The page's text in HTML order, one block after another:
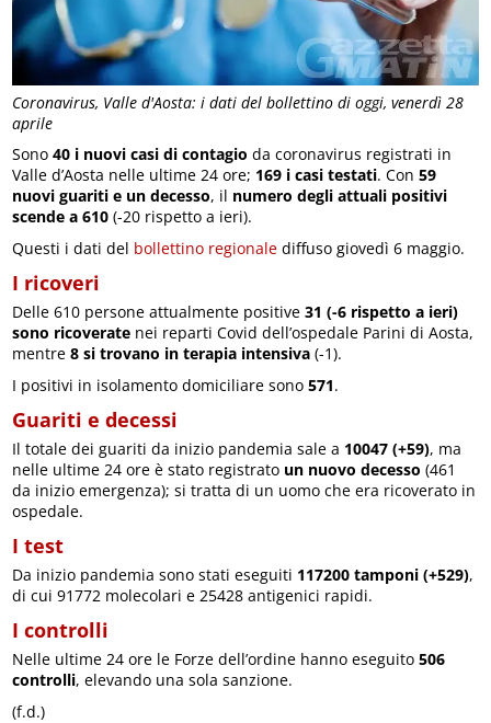
Coronavirus, Valle d'Aosta: i dati del bollettino di oggi, venerdì 28
aprile
Sono40 i nuovi casi di contagio da coronavirus registrati in
Valle d’Aosta nelle ultime 24 ore; 169 i casi testati. Con59
nuovi guariti e un decesso, il numero degli attuali positivi
scende a 610 (-20 rispetto a ieri).
Questi i dati del bollettino regionale diffuso giovedì 6 maggio.
I ricoveri
Delle 610 persone attualmente positive31 (-6 rispetto a ieri)
sono ricoverate nei reparti Covid dell’ospedale Parini di Aosta,
mentre8 si trovano in terapia intensiva (-1).
I positivi in isolamento domiciliare sono571.
Guariti e decessi
Il totale dei guariti da inizio pandemia sale a 10047 (+59), ma
nelle ultime 24 ore è stato registrato un nuovo decesso (461
da inizio emergenza); si tratta di un uomo che era ricoverato in
ospedale.
I test
Da inizio pandemia sono stati eseguiti 117200 tamponi (+529),
di cui 91772 molecolari e 25428 antigenici rapidi.
I controlli
Nelle ultime 24 ore le Forze dell’ordine hanno eseguito506
controlli, elevando una sola sanzione.
(f.d.)